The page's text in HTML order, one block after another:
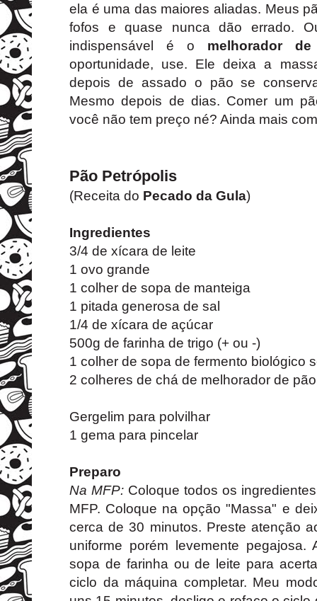
ela é uma das maiores aliadas. Meus
fofos e quase nunca dão errado.
indispensável é o melhorador
oportunidade, use. Ele deixa a
depois de assado o pão se
Mesmo depois de dias. Comer um
você não tem preço né? Ainda mais
Pão Petrópolis
(Receita do Pecado da Gula)
Ingredientes
3/4 de xícara de leite
1 ovo grande
1 colher de sopa de manteiga
1 pitada generosa de sal
1/4 de xícara de açúcar
500g de farinha de trigo (+ ou -)
1 colher de sopa de fermento biológico
2 colheres de chá de melhorador de pão
Gergelim para polvilhar
1 gema para pincelar
Preparo
Na MFP: Coloque todos os
MFP. Coloque na opção "Massa" e
cerca de 30 minutos. Preste atenção
uniforme porém levemente pegajosa.
sopa de farinha ou de leite para
ciclo da máquina completar. Meu